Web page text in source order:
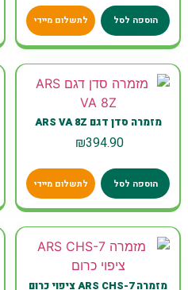
הוספה לסל לתשלום מיידי
מזמרה סדן דגם ARS VA 8Z
₪394.90
הוספה לסל לתשלום מיידי
מזמרה ARS CHS-7 ציפוי כרום